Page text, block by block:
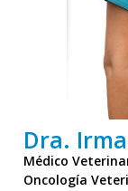
Dra.
Médico
Oncología